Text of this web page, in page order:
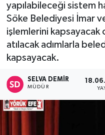
yapılabileceği sistem
Söke Belediyesi İmar
işlemlerini kapsayacak
atılacak adımlarla
kapsayacak.
SELVA DEMIR
MÜDÜR